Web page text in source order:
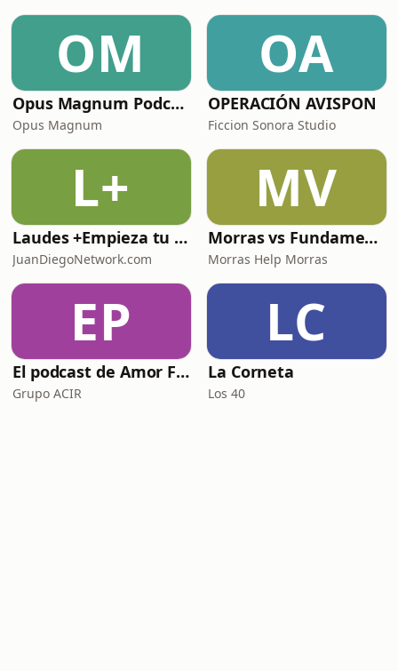
OM
Opus Magnum Podcast
Opus Magnum
OA
OPERACIÓN AVISPON
Ficcion Sonora Studio
L+
Laudes +Empieza tu día en oración junto con toda la Iglesia+
JuanDiegoNetwork.com
MV
Morras vs Fundamentalismos
Morras Help Morras
EP
El podcast de Amor FM
Grupo ACIR
LC
La Corneta
Los 40